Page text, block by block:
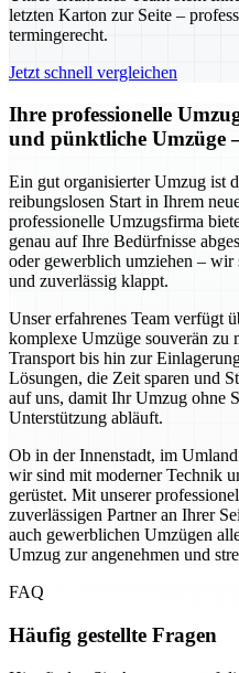
letzten Karton zur Seite –
termingerecht.
Jetzt schnell vergleichen
Ihre professionelle
und pünktliche Umzüge
Ein gut organisierter Umzug ist
reibungslosen Start in Ihrem
professionelle Umzugsfirma
genau auf Ihre Bedürfnisse
oder gewerblich umziehen – wir
und zuverlässig klappt.
Unser erfahrenes Team verfügt
komplexe Umzüge souverän zu
Transport bis hin zur
Lösungen, die Zeit sparen und
auf uns, damit Ihr Umzug ohne
Unterstützung abläuft.
Ob in der Innenstadt, im
wir sind mit moderner Technik
gerüstet. Mit unserer
zuverlässigen Partner an Ihrer
auch gewerblichen Umzügen
Umzug zur angenehmen und
FAQ
Häufig gestellte Fragen